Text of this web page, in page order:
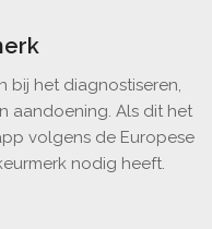
bij het diagnostiseren,
aandoening. Als dit het
volgens de Europese
nodig heeft.